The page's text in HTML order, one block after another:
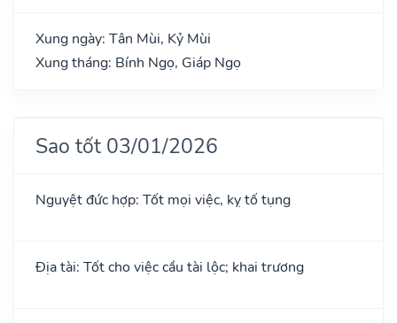
Xung ngày: Tân Mùi, Kỷ Mùi
Xung tháng: Bính Ngọ, Giáp Ngọ
Sao tốt 03/01/2026
Nguyệt đức hợp: Tốt mọi việc, kỵ tố tụng
Địa tài: Tốt cho việc cầu tài lộc; khai trương